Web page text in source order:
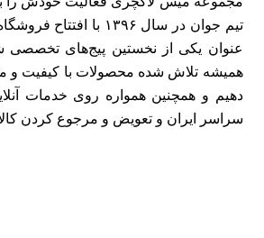
تیم جوان در سال ۱۳۹۶
عنوان یکی از نخستین پیج‌های تخصصی
همیشه تلاش شده محصولات با کیفیت و
دهیم و همچنین همواره روی خدمات
سراسر ایران و تعویض و مرجوع کردن کالا